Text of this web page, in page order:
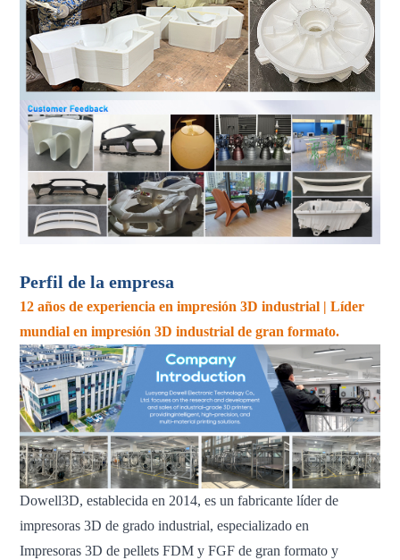
Perfil de la empresa
12 años de experiencia en impresión 3D industrial | Líder
mundial en impresión 3D industrial de gran formato.
Dowell3D, establecida en 2014, es un fabricante líder de
impresoras 3D de grado industrial, especializado en
Impresoras 3D de pellets FDM y FGF de gran formato y